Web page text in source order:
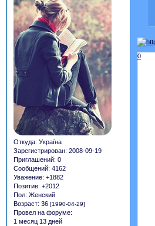
Откуда: Україна
Зарегистрирован: 2008-09-19
Приглашений: 0
Сообщений: 4162
Уважение: +1882
Позитив: +2012
Пол: Женский
Возраст: 36 [1990-04-29]
Провел на форуме:
1 месяц 13 дней
0